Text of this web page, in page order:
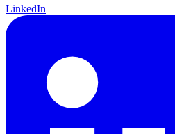
LinkedIn